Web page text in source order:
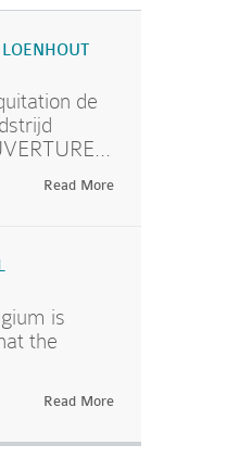
de
Read More
is
the
Read More